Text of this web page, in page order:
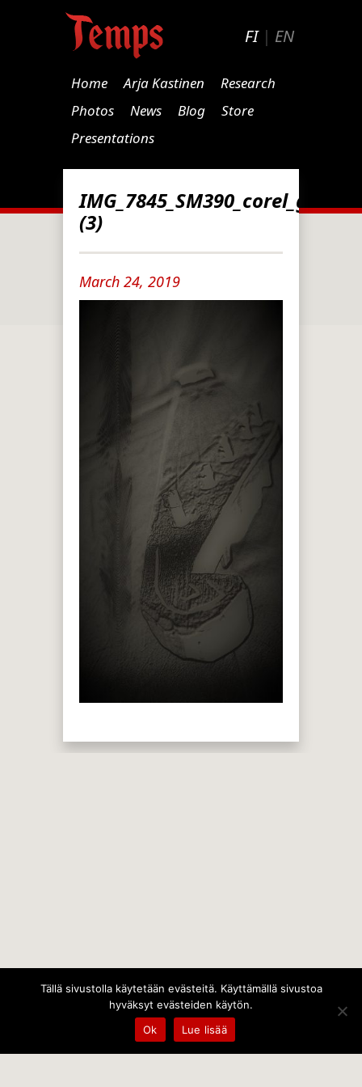
FI| EN
Home Arja Kastinen
Research
Photos
News Blog
Store
Presentations
(3)
March 24, 2019
Tällä sivustolla käytetään evästeitä. Käyttämällä sivustoa
hyväksyt evästeiden käytön.
Ok
Lue lisää